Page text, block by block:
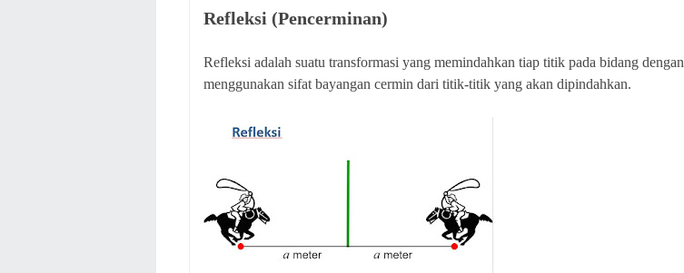
Refleksi (Pencerminan)
Refleksi adalah suatu transformasi yang memindahkan tiap titik pada bidang dengan
menggunakan sifat bayangan cermin dari titik-titik yang akan dipindahkan.